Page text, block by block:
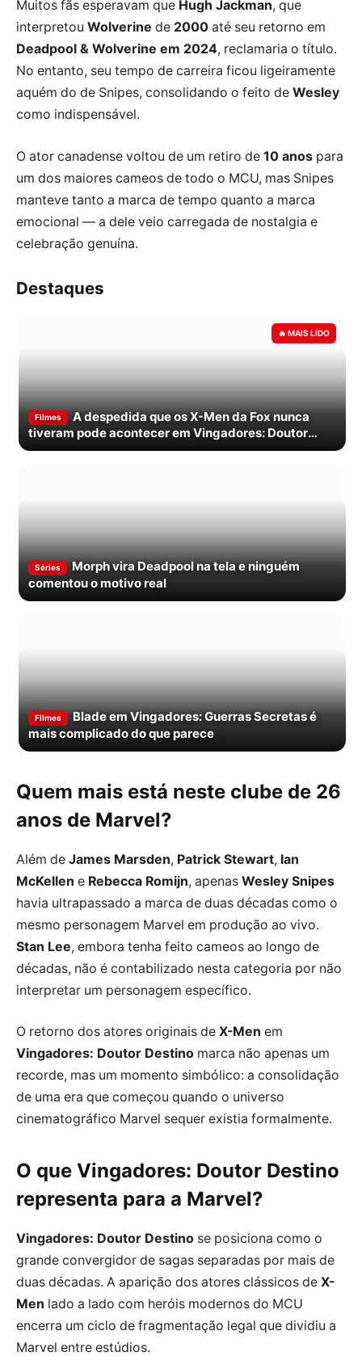
Muitos fãs esperavam que Hugh Jackman, que
interpretou Wolverine de 2000 até seu retorno em
Deadpool & Wolverine em 2024, reclamaria o título.
No entanto, seu tempo de carreira ficou ligeiramente
aquém do de Snipes, consolidando o feito de Wesley
como indispensável.
O ator canadense voltou de um retiro de 10 anos para
um dos maiores cameos de todo o MCU, mas Snipes
manteve tanto a marca de tempo quanto a marca
emocional — a dele veio carregada de nostalgia e
celebração genuína.
Destaques
Filmes
A despedida que os X-Men da Fox nunca
tiveram pode acontecer em Vingadores: Doutor
Destino
Séries
Morph vira Deadpool na tela e ninguém
comentou o motivo real
Filmes
Blade em Vingadores: Guerras Secretas é
mais complicado do que parece
Quem mais está neste clube de 26
anos de Marvel?
Além de James Marsden, Patrick Stewart, Ian
McKellen e Rebecca Romijn, apenas Wesley Snipes
havia ultrapassado a marca de duas décadas como o
mesmo personagem Marvel em produção ao vivo.
Stan Lee, embora tenha feito cameos ao longo de
décadas, não é contabilizado nesta categoria por não
interpretar um personagem específico.
O retorno dos atores originais de X-Men em
Vingadores: Doutor Destino marca não apenas um
recorde, mas um momento simbólico: a consolidação
de uma era que começou quando o universo
cinematográfico Marvel sequer existia formalmente.
O que Vingadores: Doutor Destino
representa para a Marvel?
Vingadores: Doutor Destino se posiciona como o
grande convergidor de sagas separadas por mais de
duas décadas. A aparição dos atores clássicos de X-
Men lado a lado com heróis modernos do MCU
encerra um ciclo de fragmentação legal que dividiu a
Marvel entre estúdios.